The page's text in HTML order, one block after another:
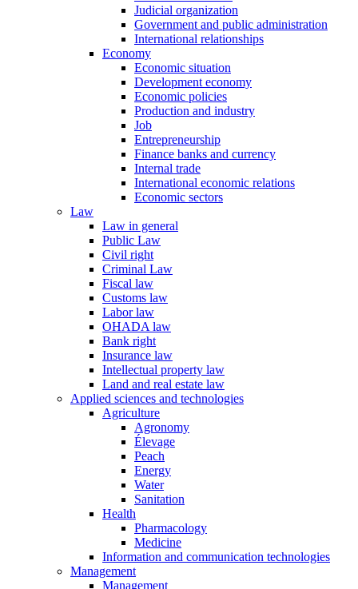
Judicial organization
Government and public administration
International relationships
Economy
Economic situation
Development economy
Economic policies
Production and industry
Job
Entrepreneurship
Finance banks and currency
Internal trade
International economic relations
Economic sectors
Law
Law in general
Public Law
Civil right
Criminal Law
Fiscal law
Customs law
Labor law
OHADA law
Bank right
Insurance law
Intellectual property law
Land and real estate law
Applied sciences and technologies
Agriculture
Agronomy
Élevage
Peach
Energy
Water
Sanitation
Health
Pharmacology
Medicine
Information and communication technologies
Management
Management